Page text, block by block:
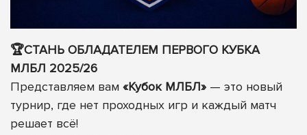
🏆СТАНЬ ОБЛАДАТЕЛЕМ ПЕРВОГО КУБКА
МЛБЛ 2025/26
Представляем вам «Кубок МЛБЛ» — это новый
турнир, где нет проходных игр и каждый матч
решает всё!